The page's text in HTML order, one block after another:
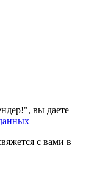
вы даете
с вами в